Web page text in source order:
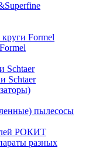
Formel
Schtaer
Schtaer
пылесосы
РОКИТ
разных